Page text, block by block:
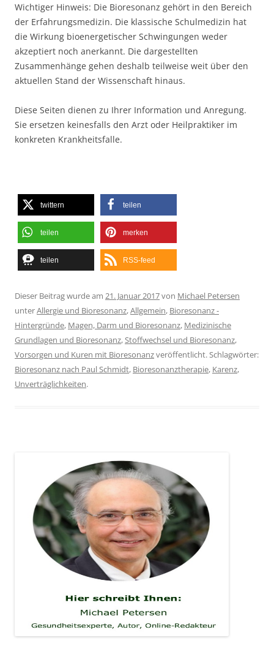
Wichtiger Hinweis: Die Bioresonanz gehört in den Bereich
der Erfahrungsmedizin. Die klassische Schulmedizin hat
die Wirkung bioenergetischer Schwingungen weder
akzeptiert noch anerkannt. Die dargestellten
Zusammenhänge gehen deshalb teilweise weit über den
aktuellen Stand der Wissenschaft hinaus.
Diese Seiten dienen zu Ihrer Information und Anregung.
Sie ersetzen keinesfalls den Arzt oder Heilpraktiker im
konkreten Krankheitsfalle.
twittern teilen
teilen merken
teilen RSS-feed
Dieser Beitrag wurde am 21. Januar 2017von Michael Petersen
unterAllergie und Bioresonanz,Allgemein, Bioresonanz -
Hintergründe, Magen, Darm und Bioresonanz, Medizinische
Grundlagen und Bioresonanz, Stoffwechsel und Bioresonanz,
Vorsorgen und Kuren mit Bioresonanzveröffentlicht. Schlagwörter:
Bioresonanz nach Paul Schmidt, Bioresonanztherapie, Karenz,
Unverträglichkeiten.